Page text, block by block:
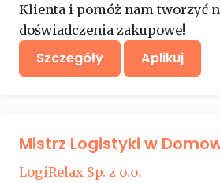
Klienta i pomóż nam tworzyć
doświadczenia zakupowe!
Szczegóły Aplikuj
Mistrz Logistyki w
LogiRelax Sp. z o.o.